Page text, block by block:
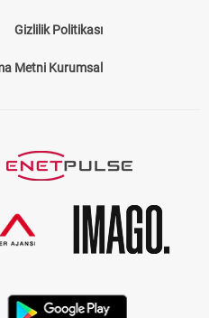
Gizlilik Politikası
Metni Kurumsal